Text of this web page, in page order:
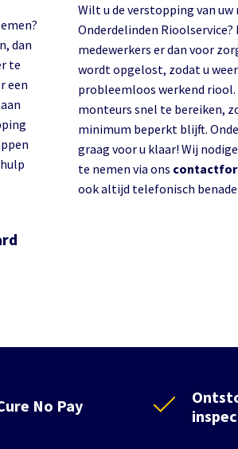
dan
te
een
Wilt u de verstopping van
Onderdelinden Rioolservice?
medewerkers er dan voor
wordt opgelost, zodat u
probleemloos werkend
monteurs snel te bereiken,
minimum beperkt blijft.
graag voor u klaar! Wij
te nemen via ons
ook altijd telefonisch
No Pay